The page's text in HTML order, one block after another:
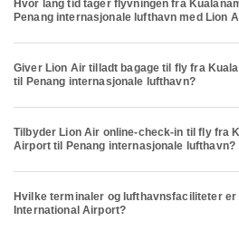
Hvor lang tid tager flyvningen fra
Penang internasjonale lufthavn med Lion
Giver Lion Air tilladt bagage til fly fra
til Penang internasjonale lufthavn?
Tilbyder Lion Air online-check-in til fly fra
Airport til Penang internasjonale lufthavn?
Hvilke terminaler og lufthavnsfaciliteter
International Airport?